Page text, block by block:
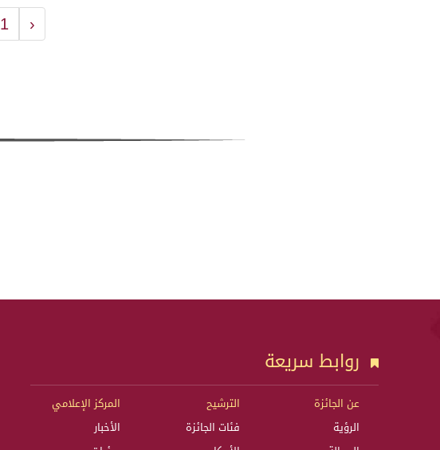
‹
1
روابط سريعة
عن الجائزة
الرؤية
الترشيح
فئات الجائزة
المركز الإعلامي
الأخبار